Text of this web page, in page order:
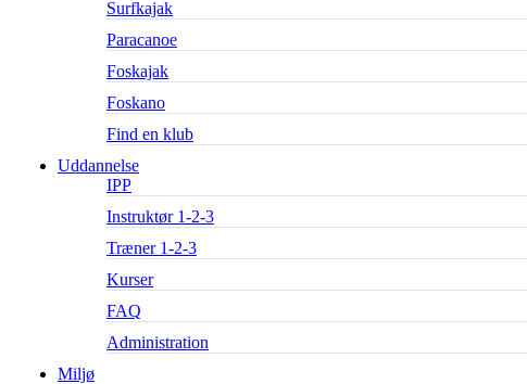
Surfkajak
Paracanoe
Foskajak
Foskano
Find en klub
Uddannelse
IPP
Instruktør 1-2-3
Træner 1-2-3
Kurser
FAQ
Administration
Miljø